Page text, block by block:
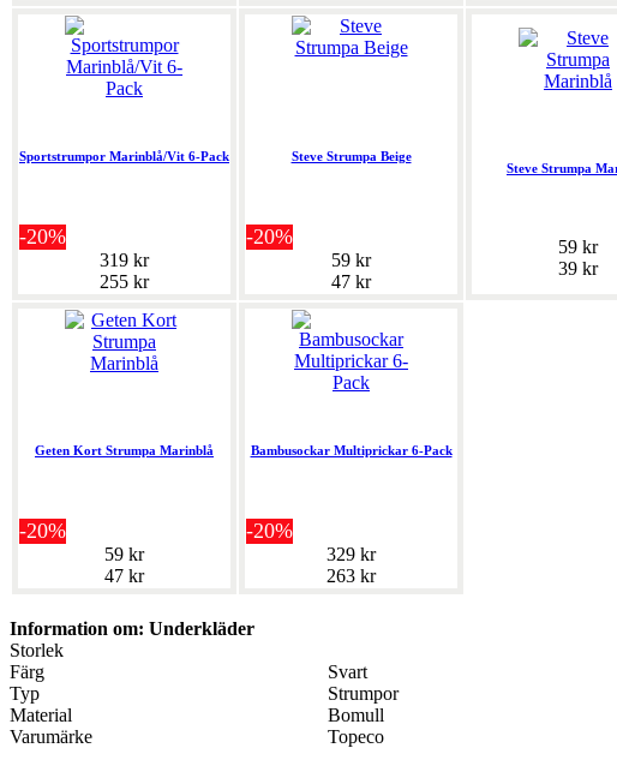
Sportstrumpor Marinblå/Vit 6-Pack
-20%
319 kr
255 kr
Steve Strumpa Beige
-20%
59 kr
47 kr
Steve Strumpa
59 kr
39 kr
Geten Kort Strumpa Marinblå
-20%
59 kr
47 kr
Bambusockar Multiprickar 6-Pack
-20%
329 kr
263 kr
Information om: Underkläder
Storlek
Färg
Svart
Typ
Strumpor
Material
Bomull
Varumärke
Topeco